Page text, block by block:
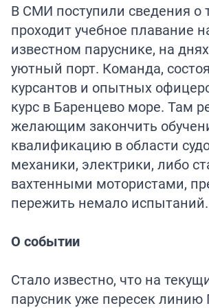
В СМИ поступили сведения о
проходит учебное плавание
известном паруснике, на
уютный порт. Команда,
курсантов и опытных
курс в Баренцево море. Там
желающим закончить
квалификацию в области
механики, электрики, либо
вахтенными мотористами,
пережить немало испытаний.
О событии
Стало известно, что на
парусник уже пересек линию